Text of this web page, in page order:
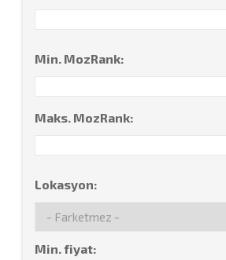
Min. MozRank:
Maks. MozRank:
Lokasyon:
Min. fiyat: